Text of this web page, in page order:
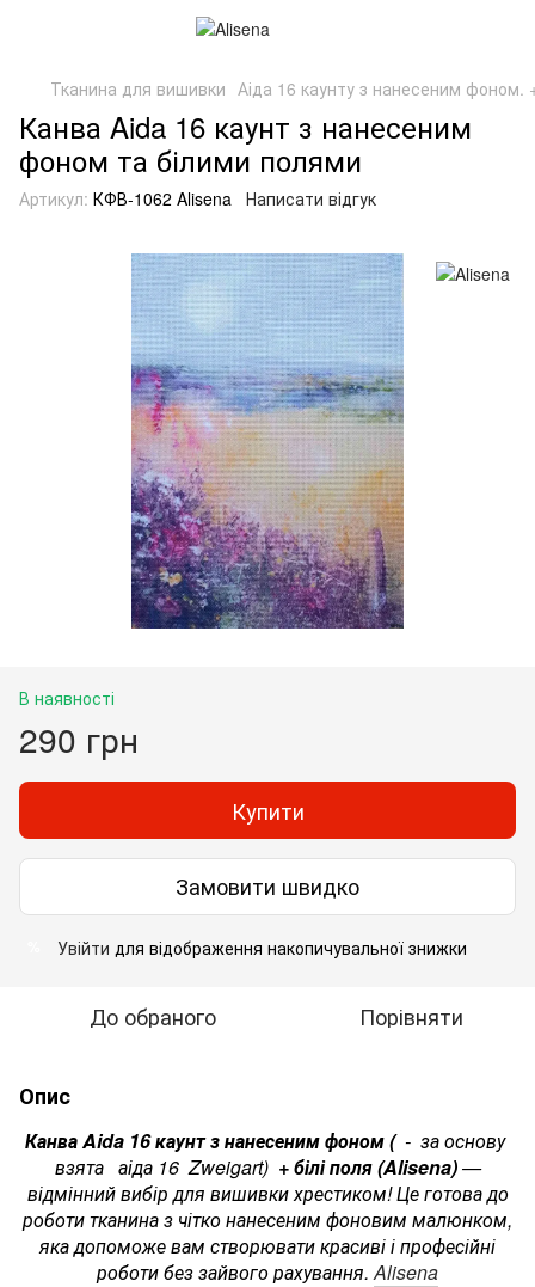
Тканина для вишивки Аіда 16 каунту з нанесеним фоном.
Канва Aida 16 каунт з нанесеним
фоном та білими полями
Артикул: КФВ-1062 Alisena Написати відгук
В наявності
290 грн
Купити
Замовити швидко
Увійти для відображення накопичувальної знижки
До обраного Порівняти
Опис
Канва Aida 16 каунт з нанесеним фоном (- за основу
взята аіда 16 Zweigart) + білі поля (Alisena)—
відмінний вибір для вишивки хрестиком! Це готова до
роботи тканина з чітко нанесеним фоновим малюнком,
яка допоможе вам створювати красиві і професійні
роботи без зайвого рахування. Alisena